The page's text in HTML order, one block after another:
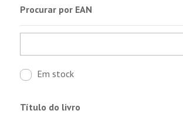
Procurar por EAN
Em stock
Título do livro